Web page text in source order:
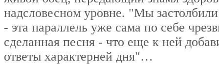
надсловесном уровне. "Мы
- эта параллель уже сама по себе
сделанная песня - что еще к ней
ответы характерней дня"…